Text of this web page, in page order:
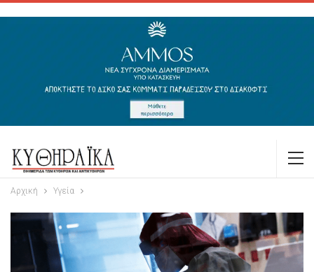
Αρχική Υγεία